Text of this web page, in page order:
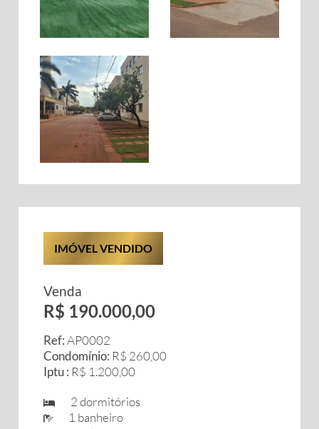
IMÓVEL VENDIDO
Venda
R$ 190.000,00
Ref:AP0002
Condomínio: R$ 260,00
Iptu : R$ 1.200,00
2 dormitórios
1 banheiro